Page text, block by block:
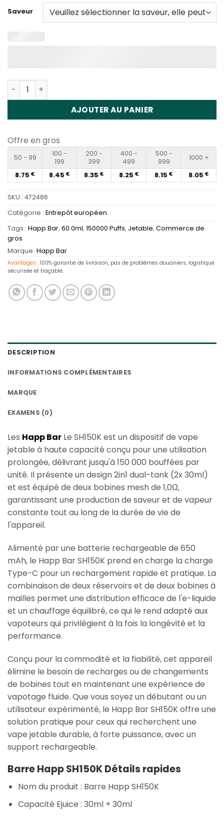
Saveur
Quantité Happ Bar SH150K 2in1 Disposable Vape
AJOUTER AU PANIER
Offre en gros
50 - 99
100 -
199
200 -
399
400 -
499
500 -
999
1000 +
8.75 € 8.45 € 8.35 € 8.25 € 8.15 € 8.05 €
SKU : 472486
Catégorie : Entrepôt européen
Tags : Happ Bar, 60.0ml, 150000 Puffs, Jetable, Commerce de
gros
Marque: Happ Bar
Avantages : 100% garantie de livraison, pas de problèmes douaniers, logistique
sécurisée et traçable.
DESCRIPTION
INFORMATIONS COMPLÉMENTAIRES
MARQUE
EXAMENS (0)
Les Happ Bar Le SH150K est un dispositif de vape
jetable à haute capacité conçu pour une utilisation
prolongée, délivrant jusqu'à 150 000 bouffées par
unité. Il présente un design 2in1 dual-tank (2x 30ml)
et est équipé de deux bobines mesh de 1,0Ω,
garantissant une production de saveur et de vapeur
constante tout au long de la durée de vie de
l'appareil.
Alimenté par une batterie rechargeable de 650
mAh, le Happ Bar SH150K prend en charge la charge
Type-C pour un rechargement rapide et pratique. La
combinaison de deux réservoirs et de deux bobines à
mailles permet une distribution efficace de l'e-liquide
et un chauffage équilibré, ce qui le rend adapté aux
vapoteurs qui privilégient à la fois la longévité et la
performance.
Conçu pour la commodité et la fiabilité, cet appareil
élimine le besoin de recharges ou de changements
de bobines tout en maintenant une expérience de
vapotage fluide. Que vous soyez un débutant ou un
utilisateur expérimenté, le Happ Bar SH150K offre une
solution pratique pour ceux qui recherchent une
vape jetable durable, à forte puissance, avec un
support rechargeable.
Barre Happ SH150K Détails rapides
Nom du produit : Barre Happ SH150K
Capacité Ejuice : 30ml + 30ml